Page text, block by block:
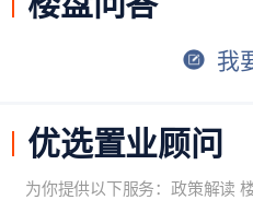
我
优选置业顾问
为你提供以下服务：政策解读